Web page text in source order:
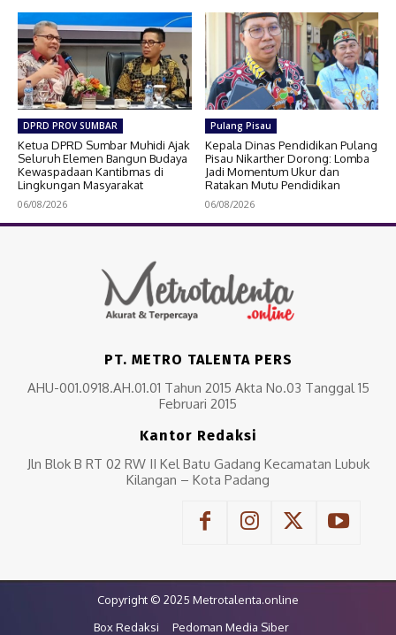
DPRD PROV SUMBAR
Ketua DPRD Sumbar Muhidi Ajak
Seluruh Elemen Bangun Budaya
Kewaspadaan Kantibmas di
Lingkungan Masyarakat
06/08/2026
Pulang Pisau
Kepala Dinas Pendidikan Pulang
Pisau Nikarther Dorong: Lomba
Jadi Momentum Ukur dan
Ratakan Mutu Pendidikan
06/08/2026
PT. METRO TALENTA PERS
AHU-001.0918.AH.01.01 Tahun 2015 Akta No.03 Tanggal 15
Februari 2015
Kantor Redaksi
Jln Blok B RT 02 RW II Kel Batu Gadang Kecamatan Lubuk
Kilangan – Kota Padang
Copyright © 2025 Metrotalenta.online
Box Redaksi
Pedoman Media Siber